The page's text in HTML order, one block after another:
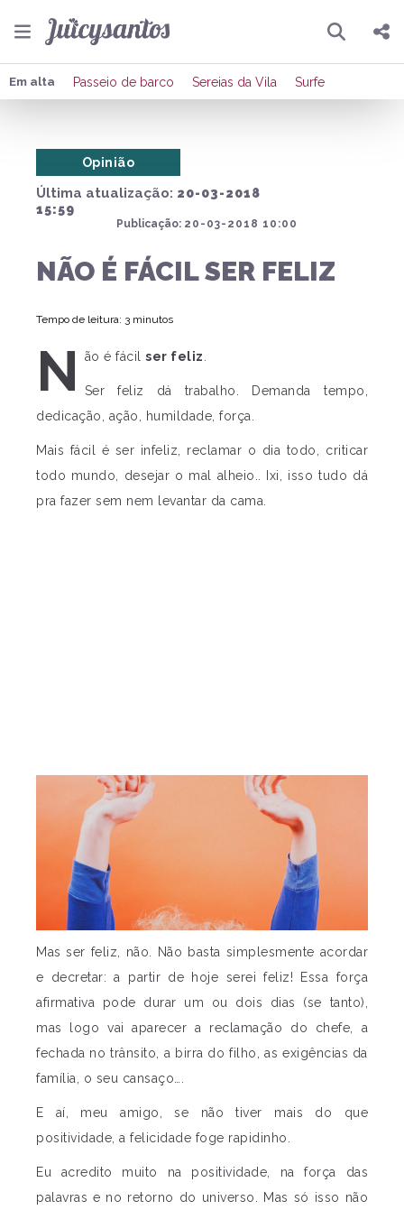
Pesquisar
Compartilhar
Em alta Passeio de barco Sereias da Vila Surfe
Última atualização: 20-03-2018
15:59
Publicação: 20-03-2018 10:00
Opinião
NÃO É FÁCIL SER FELIZ
Tempo de leitura: 3 minutos
N ão é fácil ser feliz
Ser feliz dá trabalho. Demanda tempo,
dedicação, ação, humildade, força.
Mais fácil é ser infeliz, reclamar o dia todo, criticar
todo mundo, desejar o mal alheio.. Ixi, isso tudo dá
pra fazer sem nem levantar da cama.
Mas ser feliz, não. Não basta simplesmente acordar
e decretar: a partir de hoje serei feliz! Essa força
afirmativa pode durar um ou dois dias (se tanto),
mas logo vai aparecer a reclamação do chefe, a
fechada no trânsito, a birra do filho, as exigências da
família, o seu cansaço….
E aí, meu amigo, se não tiver mais do que
positividade, a felicidade foge rapidinho.
Eu acredito muito na positividade, na força das
palavras e no retorno do universo. Mas só isso não